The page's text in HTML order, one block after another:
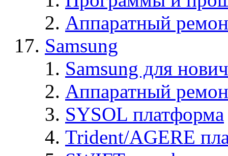
Аппаратный
Samsung
Samsung для
Аппаратный
SYSOL платформа
Trident/AGERE